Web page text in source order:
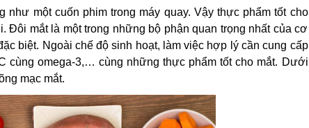
một cuốn phim trong máy quay. Vậy thực phẩm tốt cho
mắt là một trong những bộ phận quan trọng nhất của cơ
biệt. Ngoài chế độ sinh hoạt, làm việc hợp lý cần cung cấp
cùng omega-3,… cùng những thực phẩm tốt cho mắt. Dưới
mạc mắt.